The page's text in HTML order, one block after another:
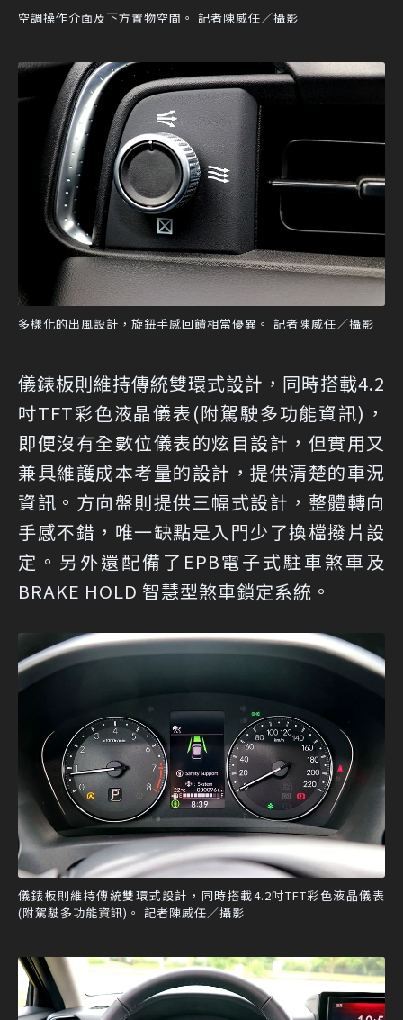
空調操作介面及下方置物空間。 記者陳威任／攝影
多樣化的出風設計，旋鈕手感回饋相當優異。 記者陳威任／攝影
儀錶板則維持傳統雙環式設計，同時搭載4.2
吋TFT彩色液晶儀表(附駕駛多功能資訊)，
即便沒有全數位儀表的炫目設計，但實用又
兼具維護成本考量的設計，提供清楚的車況
資訊。方向盤則提供三幅式設計，整體轉向
手感不錯，唯一缺點是入門少了換檔撥片設
定。另外還配備了EPB電子式駐車煞車及
BRAKE HOLD 智慧型煞車鎖定系統。
儀錶板則維持傳統雙環式設計，同時搭載4.2吋TFT彩色液晶儀表
(附駕駛多功能資訊)。 記者陳威任／攝影